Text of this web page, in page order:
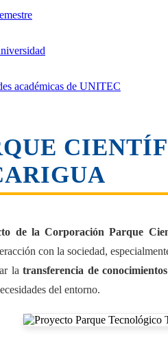
académicas de UNITEC
de la Corporación Parque
con la sociedad,
latransferencia de
del entorno.